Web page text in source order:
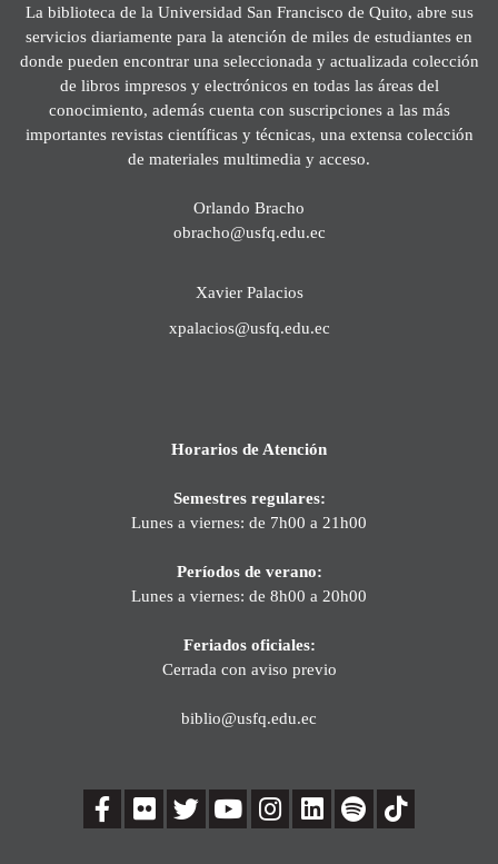
La biblioteca de la Universidad San Francisco de Quito, abre sus
servicios diariamente para la atención de miles de estudiantes en
donde pueden encontrar una seleccionada y actualizada colección
de libros impresos y electrónicos en todas las áreas del
conocimiento, además cuenta con suscripciones a las más
importantes revistas científicas y técnicas, una extensa colección
de materiales multimedia y acceso.
Orlando Bracho
obracho@usfq.edu.ec
Xavier Palacios
xpalacios@usfq.edu.ec
Horarios de Atención
Semestres regulares:
Lunes a viernes: de 7h00 a 21h00
Períodos de verano:
Lunes a viernes: de 8h00 a 20h00
Feriados oficiales:
Cerrada con aviso previo
biblio@usfq.edu.ec